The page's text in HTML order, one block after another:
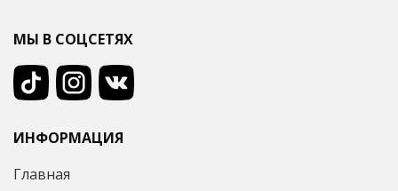
МЫ В СОЦСЕТЯХ
ИНФОРМАЦИЯ
Главная